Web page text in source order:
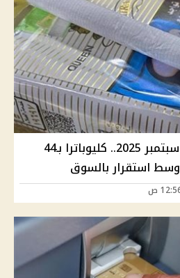
أسعار السجائر اليوم 8 سبتمبر 2025.. كليوباترا بـ44